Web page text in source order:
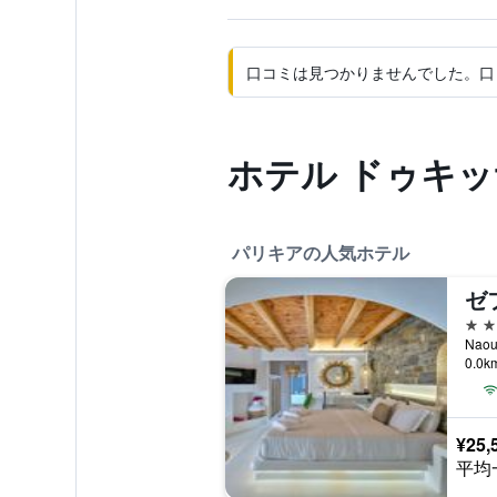
口コミは見つかりませんでした。
ホテル ドゥキ
パリキアの人気ホテル
ゼ
4つ
平均